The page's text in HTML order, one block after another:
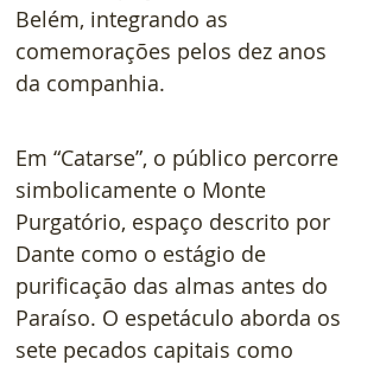
Belém, integrando as
comemorações pelos dez anos
da companhia.
Em “Catarse”, o público percorre
simbolicamente o Monte
Purgatório, espaço descrito por
Dante como o estágio de
purificação das almas antes do
Paraíso. O espetáculo aborda os
sete pecados capitais como